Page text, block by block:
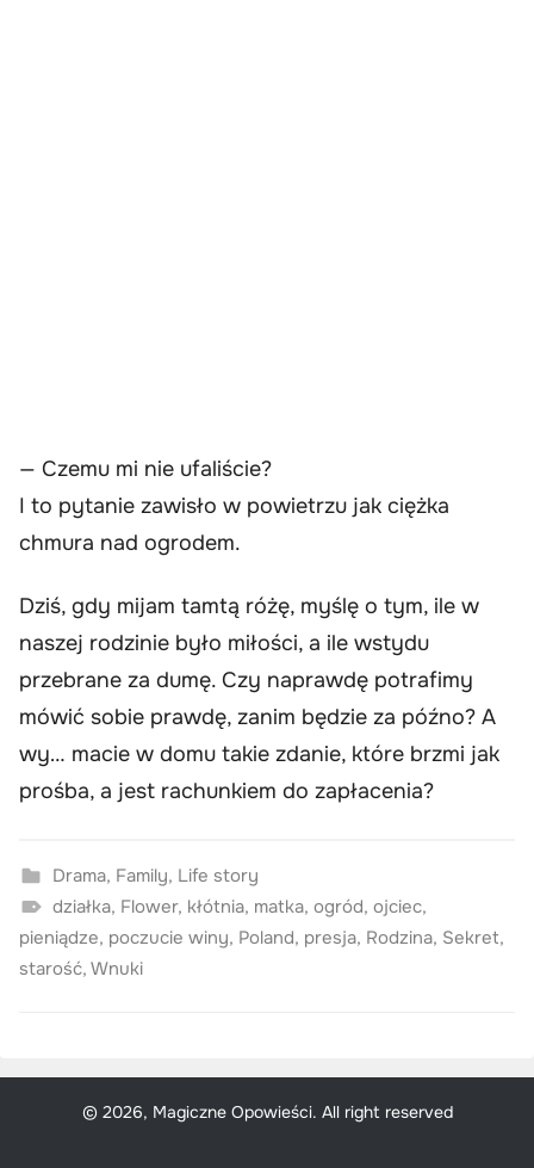
— Czemu mi nie ufaliście?
I to pytanie zawisło w powietrzu jak ciężka
chmura nad ogrodem.
Dziś, gdy mijam tamtą różę, myślę o tym, ile w
naszej rodzinie było miłości, a ile wstydu
przebrane za dumę. Czy naprawdę potrafimy
mówić sobie prawdę, zanim będzie za późno? A
wy… macie w domu takie zdanie, które brzmi jak
prośba, a jest rachunkiem do zapłacenia?
Drama, Family, Life story
działka, Flower, kłótnia, matka, ogród, ojciec,
pieniądze, poczucie winy, Poland, presja, Rodzina, Sekret,
starość, Wnuki
© 2026, Magiczne Opowieści. All right reserved